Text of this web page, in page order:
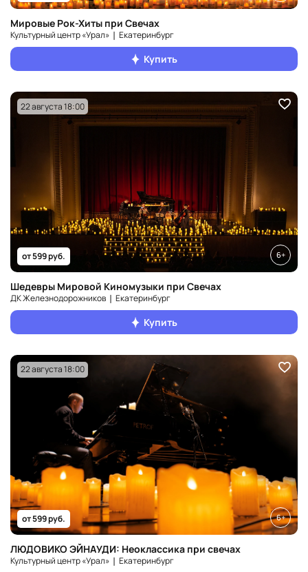
Мировые Рок-Хиты при Свечах
Культурный центр «Урал» ❘ Екатеринбург
Купить
22 августа 18:00
от 599 руб. 6+
Шедевры Мировой Киномузыки при Свечах
ДК Железнодорожников ❘ Екатеринбург
Купить
22 августа 18:00
от 599 руб. 6+
ЛЮДОВИКО ЭЙНАУДИ: Неоклассика при свечах
Культурный центр «Урал» ❘ Екатеринбург